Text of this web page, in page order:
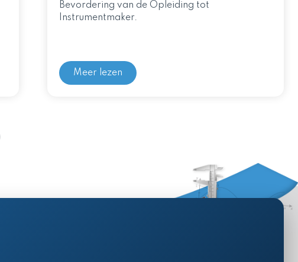
Bevordering van de Opleiding tot
Instrumentmaker.
Meer lezen